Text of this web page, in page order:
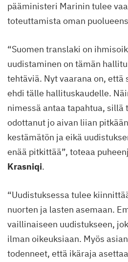
pääministeri Marinin tulee
toteuttamista oman
“Suomen translaki on
uudistaminen on tämän
tehtäviä. Nyt vaarana on, että
ehdi tälle hallituskaudelle.
nimessä antaa tapahtua, sillä
odottanut jo aivan liian
kestämätön ja eikä
enää pitkittää”, toteaa
Krasniqi.
“Uudistuksessa tulee
nuorten ja lasten asemaan.
vaillinaiseen uudistukseen,
ilman oikeuksiaan. Myös
todenneet, että ikäraja